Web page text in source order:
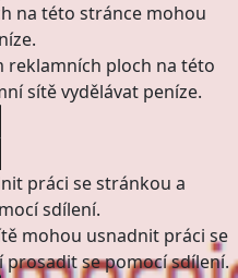
na této stránce mohou
reklamních ploch na této
sítě vydělávat peníze.
práci se stránkou a
sdílení.
mohou usnadnit práci se
se pomocí sdílení.